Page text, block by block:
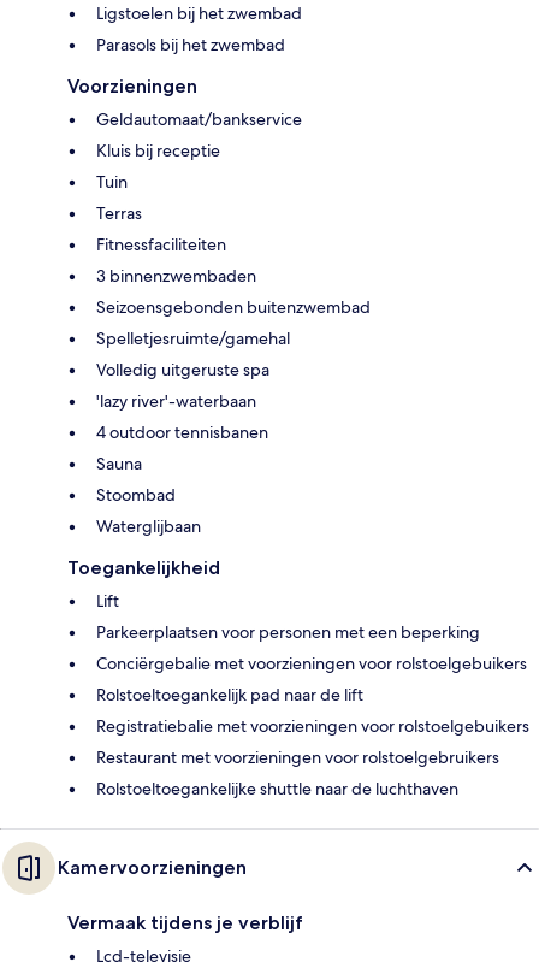
Ligstoelen bij het zwembad
Parasols bij het zwembad
Voorzieningen
Geldautomaat/bankservice
Kluis bij receptie
Tuin
Terras
Fitnessfaciliteiten
3 binnenzwembaden
Seizoensgebonden buitenzwembad
Spelletjesruimte/gamehal
Volledig uitgeruste spa
'lazy river'-waterbaan
4 outdoor tennisbanen
Sauna
Stoombad
Waterglijbaan
Toegankelijkheid
Lift
Parkeerplaatsen voor personen met een beperking
Conciërgebalie met voorzieningen voor rolstoelgebuikers
Rolstoeltoegankelijk pad naar de lift
Registratiebalie met voorzieningen voor rolstoelgebuikers
Restaurant met voorzieningen voor rolstoelgebruikers
Rolstoeltoegankelijke shuttle naar de luchthaven
Kamervoorzieningen
Vermaak tijdens je verblijf
Lcd-televisie